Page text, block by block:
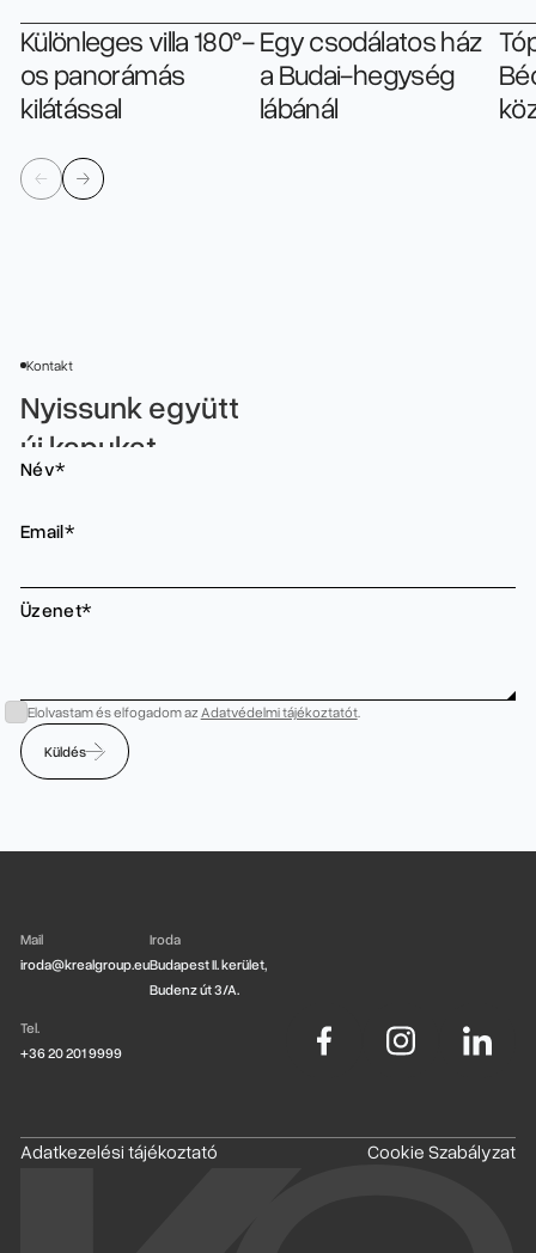
Különleges villa 180°-
os panorámás
kilátással
Egy csodálatos ház
a Budai-hegység
lábánál
Kontakt
Nyissunk együtt
új kapukat.
Név*
Email*
Üzenet*
Elolvastam és elfogadom az Adatvédelmi tájékoztatót.
Küldés
Küldés
Mail
iroda@krealgroup.eu
Iroda
Budapest II. kerület,
Budenz út 3/A.
Tel.
+36 20 201 9999
Adatkezelési tájékoztató Cookie Szabályzat